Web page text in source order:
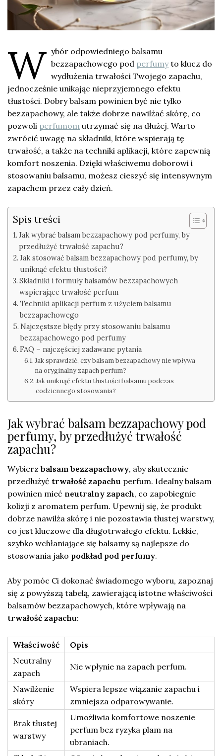
W ybór odpowiedniego balsamu
bezzapachowego pod perfumyto klucz do
wydłużenia trwałości Twojego zapachu,
jednocześnie unikając nieprzyjemnego efektu
tłustości. Dobry balsam powinien być nie tylko
bezzapachowy, ale także dobrze nawilżać skórę, co
pozwoli perfumom utrzymać się na dłużej. Warto
zwrócić uwagę na składniki, które wspierają tę
trwałość, a także na techniki aplikacji, które zapewnią
komfort noszenia. Dzięki właściwemu doborowi i
stosowaniu balsamu, możesz cieszyć się intensywnym
zapachem przez cały dzień.
Spis treści
Jak wybrać balsam bezzapachowy pod perfumy, by
przedłużyć trwałość zapachu?
Jak stosować balsam bezzapachowy pod perfumy, by
uniknąć efektu tłustości?
Składniki i formuły balsamów bezzapachowych
wspierające trwałość perfum
Techniki aplikacji perfum z użyciem balsamu
bezzapachowego
Najczęstsze błędy przy stosowaniu balsamu
bezzapachowego pod perfumy
FAQ – najczęściej zadawane pytania
Jak sprawdzić, czy balsam bezzapachowy nie wpływa
na oryginalny zapach perfum?
Jak uniknąć efektu tłustości balsamu podczas
codziennego stosowania?
Jak wybrać balsam bezzapachowy pod
perfumy, by przedłużyć trwałość
zapachu?
Wybierz balsam bezzapachowy, aby skutecznie
przedłużyć trwałość zapachu perfum. Idealny balsam
powinien mieć neutralny zapach, co zapobiegnie
kolizji z aromatem perfum. Upewnij się, że produkt
dobrze nawilża skórę i nie pozostawia tłustej warstwy,
co jest kluczowe dla długotrwałego efektu. Lekkie,
szybko wchłaniające się balsamy są najlepsze do
stosowania jako podkład pod perfumy.
Aby pomóc Ci dokonać świadomego wyboru, zapoznaj
się z powyższą tabelą, zawierającą istotne właściwości
balsamów bezzapachowych, które wpływają na
trwałość zapachu:
Właściwość
Opis
Neutralny
zapach
Nie wpłynie na zapach perfum.
Nawilżenie
skóry
Wspiera lepsze wiązanie zapachu i
zmniejsza odparowywanie.
Brak tłustej
warstwy
Umożliwia komfortowe noszenie
perfum bez ryzyka plam na
ubraniach.